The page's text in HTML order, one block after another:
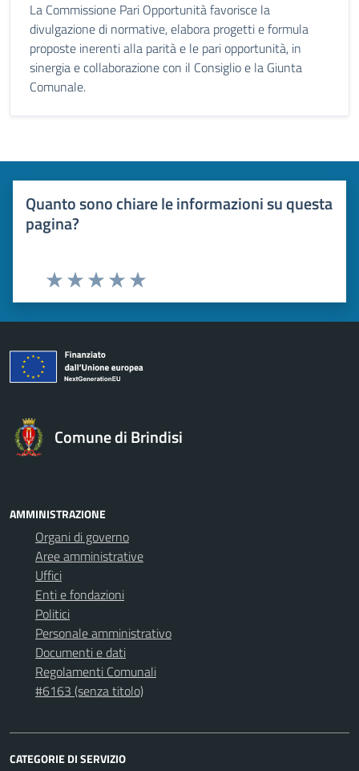
La Commissione Pari Opportunità favorisce la
divulgazione di normative, elabora progetti e formula
proposte inerenti alla parità e le pari opportunità, in
sinergia e collaborazione con il Consiglio e la Giunta
Comunale.
Quanto sono chiare le informazioni su questa
pagina?
Valuta 5 stelle su 5
Valuta 4 stelle su 5
Valuta 3 stelle su 5
Valuta 2 stelle su 5
Valuta 1 stelle su 5
Comune di Brindisi
AMMINISTRAZIONE
Organi di governo
Aree amministrative
Uffici
Enti e fondazioni
Politici
Personale amministrativo
Documenti e dati
Regolamenti Comunali
#6163 (senza titolo)
CATEGORIE DI SERVIZIO